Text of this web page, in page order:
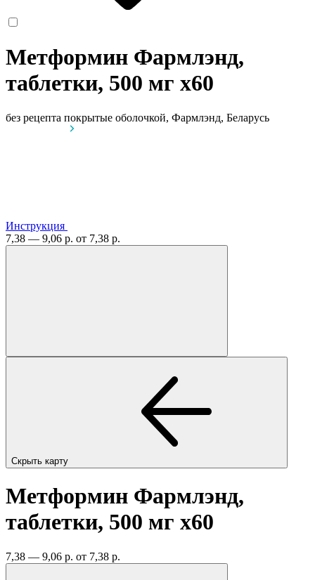
Метформин Фармлэнд,
таблетки, 500 мг x60
без рецепта покрытые оболочкой, Фармлэнд, Беларусь
Инструкция
7,38 — 9,06 р. от 7,38 р.
Скрыть карту
Метформин Фармлэнд,
таблетки, 500 мг x60
7,38 — 9,06 р. от 7,38 р.